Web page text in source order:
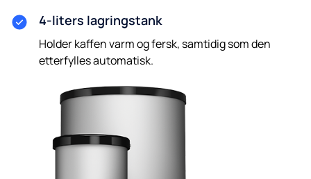
4-liters lagringstank
Holder kaffen varm og fersk, samtidig som den
etterfylles automatisk.